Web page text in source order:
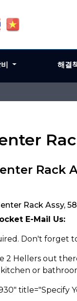
Rack
Rack Assy,
E-Mail Us:
Don't forget
2 Hellers out
or
title="Specify
해결